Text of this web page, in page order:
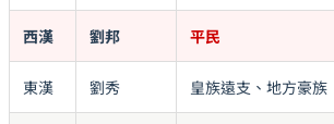
西漢 劉邦 平民
東漢 劉秀 皇族遠支、地方豪族